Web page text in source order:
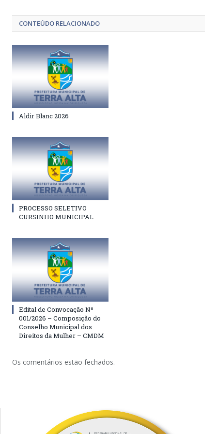
CONTEÚDO RELACIONADO
Aldir Blanc 2026
PROCESSO SELETIVO
CURSINHO MUNICIPAL
Edital de Convocação Nº
001/2026 – Composição do
Conselho Municipal dos
Direitos da Mulher – CMDM
Os comentários estão fechados.